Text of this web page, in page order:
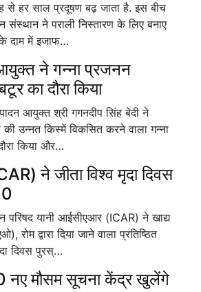
से हर साल प्रदूषण बढ़ जाता है. इस बीच
संस्थान ने पराली निस्तारण के लिए बनाए
दाम में इजाफ…
ने गन्ना प्रजनन
का दौरा किया
आयुक्त श्री गगनदीप सिंह बेदी ने
की उन्नत किस्में विकसित करने वाला गन्ना
किया और…
ने जीता विश्व मृदा दिवस
परिषद यानी आईसीएआर (ICAR) ने खाद्य
द्वारा दिया जाने वाला प्रतिष्ठित
दिवस पुरस्…
नए मौसम सूचना केंद्र खुलेंगे